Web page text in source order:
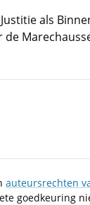
als
auteursrechten
goedkeuring